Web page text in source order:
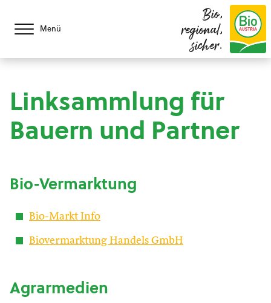
Menü
Bio,
regional,
sicher.
Linksammlung für
Bauern und Partner
Bio-Vermarktung
Bio-Markt Info
Biovermarktung Handels GmbH
Agrarmedien